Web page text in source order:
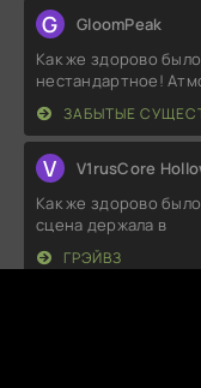
G GloomPeak
Как же здорово
нестандартное!
ЗАБЫТЫЕ
V V1rusCore
Как же здорово
сцена держала в
ГРЭЙВЗ